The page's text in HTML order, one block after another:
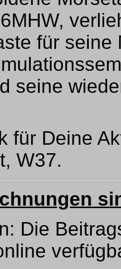
für seine
seine
für Deine
W37.
Die